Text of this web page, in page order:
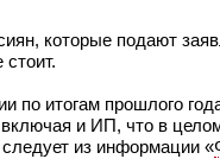
которые подают
по итогам прошлого
и ИП, что в
из информации «